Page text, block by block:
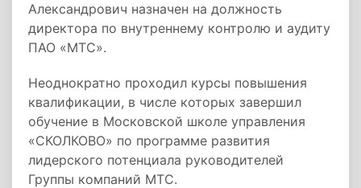
Александрович назначен на должность
директора по внутреннему контролю и аудиту
ПАО «МТС».
Неоднократно проходил курсы повышения
квалификации, в числе которых завершил
обучение в Московской школе управления
«СКОЛКОВО» по программе развития
лидерского потенциала руководителей
Группы компаний МТС.